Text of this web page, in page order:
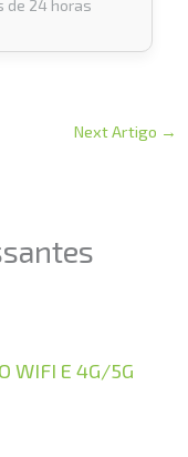
de 24 horas
Next Artigo →
WIFI E 4G/5G